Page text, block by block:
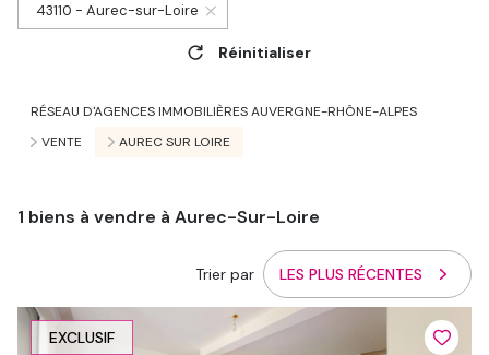
43110 - Aurec-sur-Loire
Réinitialiser
RÉSEAU D'AGENCES IMMOBILIÈRES AUVERGNE-RHÔNE-ALPES
VENTE
AUREC SUR LOIRE
1 biens à vendre à Aurec-Sur-Loire
Trier par LES PLUS RÉCENTES
EXCLUSIF